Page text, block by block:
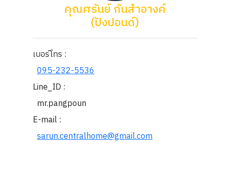
คุณศรันย์ กันสำอางค์
(ปังปอนด์)
เบอร์โทร :
095-232-5536
Line_ID :
mr.pangpoun
E-mail :
sarun.centralhome@gmail.com